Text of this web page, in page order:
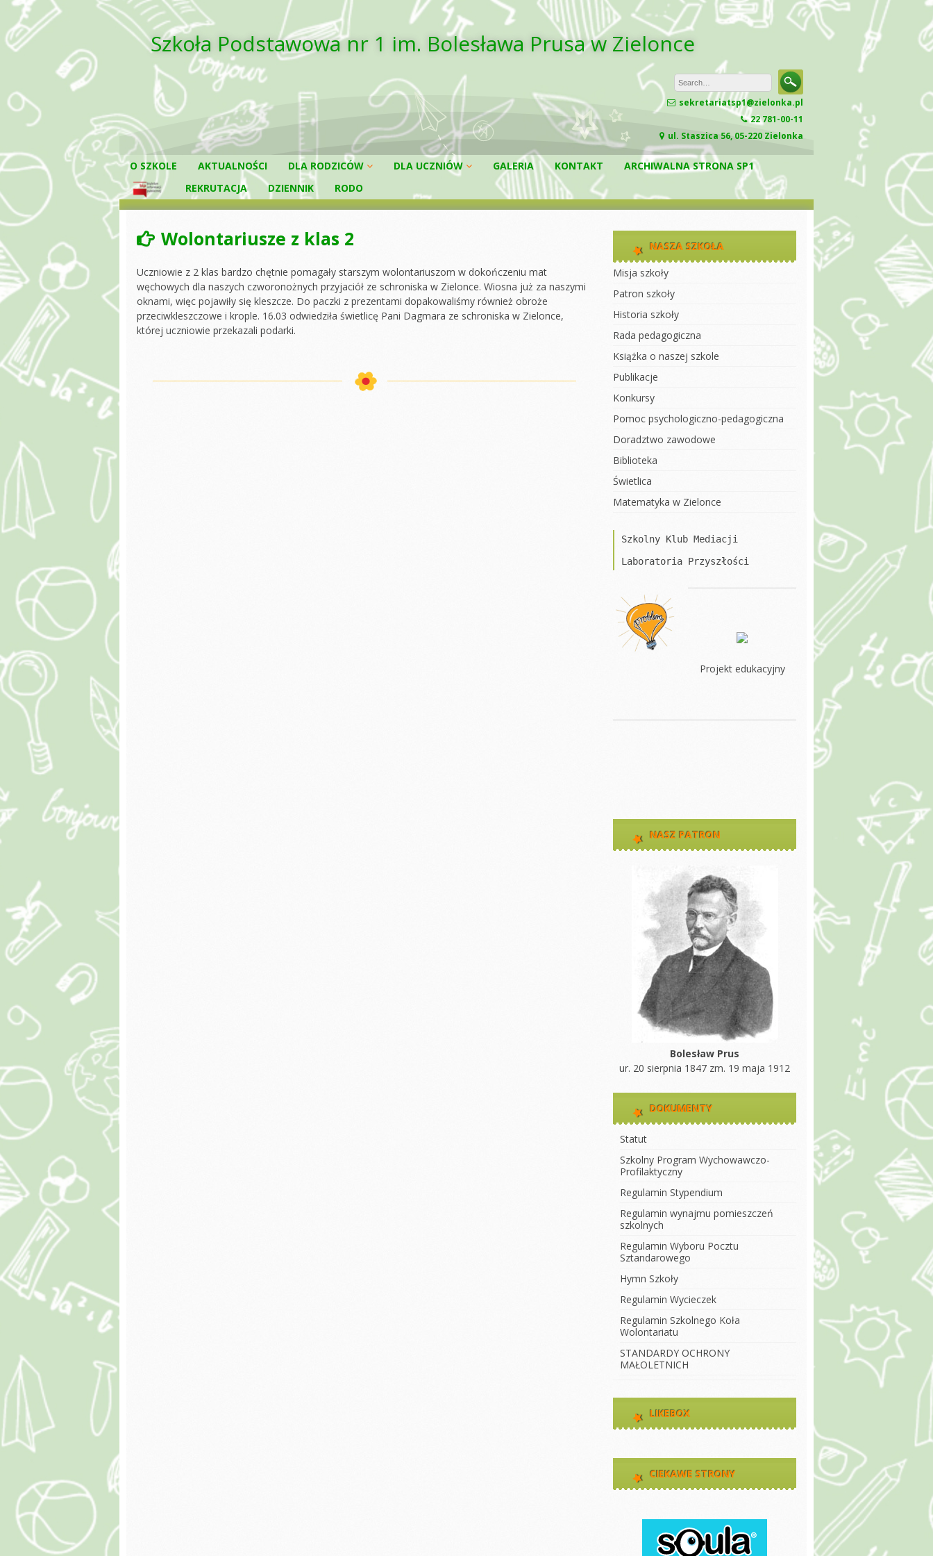
Skip
to
contentSzkoła Podstawowa nr 1 im. Bolesława Prusa w Zielonce
sekretariatsp1@zielonka.pl
22 781-00-11
ul. Staszica 56, 05-220 Zielonka
O SZKOLE AKTUALNOŚCI
DLA RODZICÓW
RADA RODZICÓW
KALENDARZ ROKU
ZEBRANIA
NIEZBĘDNIK RODZICA
DOKUMENTY DO
POBRANIA
REGULAMIN RADY
RODZICÓW
DLA UCZNIÓW
poszczególne oceny
KARTA ROWEROWA
GALERIA KONTAKT
ARCHIWALNA STRONA SP1
REKRUTACJA
DZIENNIK RODO
Wolontariusze z klas 2
Uczniowie z 2 klas bardzo chętnie pomagały starszym wolontariuszom w dokończeniu mat
węchowych dla naszych czworonożnych przyjaciół ze schroniska w Zielonce. Wiosna już za naszymi
oknami, więc pojawiły się kleszcze. Do paczki z prezentami dopakowaliśmy również obroże
przeciwkleszczowe i krople. 16.03 odwiedziła świetlicę Pani Dagmara ze schroniska w Zielonce,
której uczniowie przekazali podarki.
NASZA SZKOŁA
Misja szkoły
Patron szkoły
Historia szkoły
Rada pedagogiczna
Książka o naszej szkole
Publikacje
Konkursy
Pomoc psychologiczno-pedagogiczna
Doradztwo zawodowe
Biblioteka
Świetlica
Matematyka w Zielonce
Szkolny Klub Mediacji
Laboratoria Przyszłości
Projekt edukacyjny
NASZ PATRON
Bolesław Prus
ur. 20 sierpnia 1847 zm. 19 maja 1912
DOKUMENTY
Statut
Szkolny Program Wychowawczo-
Profilaktyczny
Regulamin Stypendium
Regulamin wynajmu pomieszczeń
szkolnych
Regulamin Wyboru Pocztu
Sztandarowego
Hymn Szkoły
Regulamin Wycieczek
Regulamin Szkolnego Koła
Wolontariatu
STANDARDY OCHRONY
MAŁOLETNICH
LIKEBOX
CIEKAWE STRONY